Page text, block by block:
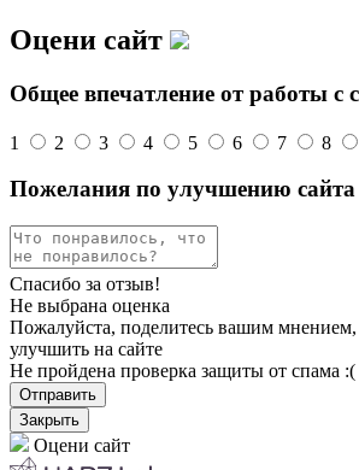
Оцени сайт
Общее впечатление от работы с
1 2 3 4 5 6 7 8
Пожелания по улучшению сайта
Спасибо за отзыв!
Не выбрана оценка
Пожалуйста, поделитесь вашим
улучшить на сайте
Не пройдена проверка защиты от спама :(
Отправить
Закрыть
Оцени сайт